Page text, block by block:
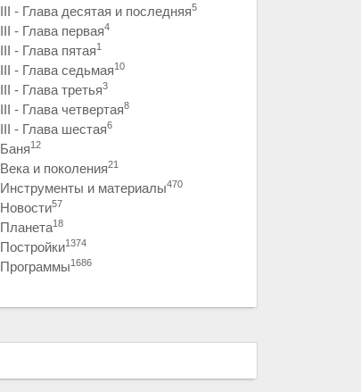
III - Глава десятая и последняя5
III - Глава первая4
III - Глава пятая1
III - Глава седьмая10
III - Глава третья3
III - Глава четвертая8
III - Глава шестая6
Баня12
Века и поколения21
Инструменты и материалы470
Новости57
Планета18
Постройки1374
Программы1686